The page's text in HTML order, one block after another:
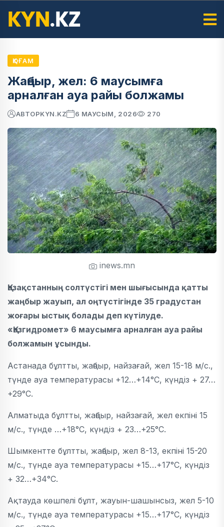
ҚОҒАМ
Жаңбыр, жел: 6 маусымға
арналған ауа райы болжамы
АВТОРKYN.KZ 6 МАУСЫМ, 2026 270
inews.mn
Қазақстанның солтүстігі мен шығысында қатты
жаңбыр жауып, ал оңтүстігінде 35 градустан
жоғары ыстық болады деп күтілуде.
«Қазгидромет» 6 маусымға арналған ауа райы
болжамын ұсынды.
Астанада бұлтты, жаңбыр, найзағай, жел 15-18 м/с.,
түнде ауа температурасы +12…+14°C, күндіз + 27…
+29°C.
Алматыда бұлтты, жаңбыр, найзағай, жел екпіні 15
м/с., түнде …+18°C, күндіз + 23…+25°C.
Шымкентте бұлтты, жаңбыр, жел 8-13, екпіні 15-20
м/с., түнде ауа температурасы +15…+17°C, күндіз
+ 32…+34°C.
Ақтауда көшпелі бұлт, жауын-шашынсыз, жел 5-10
м/с., түнде ауа температурасы +15…+17°C, күндіз